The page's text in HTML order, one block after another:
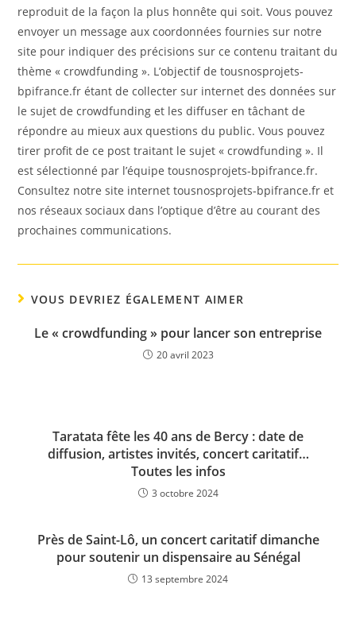
reproduit de la façon la plus honnête qui soit. Vous pouvez
envoyer un message aux coordonnées fournies sur notre
site pour indiquer des précisions sur ce contenu traitant du
thème « crowdfunding ». L’objectif de tousnosprojets-
bpifrance.fr étant de collecter sur internet des données sur
le sujet de crowdfunding et les diffuser en tâchant de
répondre au mieux aux questions du public. Vous pouvez
tirer profit de ce post traitant le sujet « crowdfunding ». Il
est sélectionné par l’équipe tousnosprojets-bpifrance.fr.
Consultez notre site internet tousnosprojets-bpifrance.fr et
nos réseaux sociaux dans l’optique d’être au courant des
prochaines communications.
VOUS DEVRIEZ ÉGALEMENT AIMER
Le « crowdfunding » pour lancer son entreprise
20 avril 2023
Taratata fête les 40 ans de Bercy : date de
diffusion, artistes invités, concert caritatif…
Toutes les infos
3 octobre 2024
Près de Saint-Lô, un concert caritatif dimanche
pour soutenir un dispensaire au Sénégal
13 septembre 2024